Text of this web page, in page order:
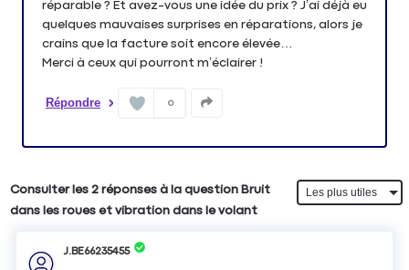
réparable ? Et avez-vous une idée du prix ? J’ai déjà eu
quelques mauvaises surprises en réparations, alors je
crains que la facture soit encore élevée…
Merci à ceux qui pourront m’éclairer !
Répondre 0
Consulter les 2 réponses à la question Bruit
dans les roues et vibration dans le volant
J.BE66235455